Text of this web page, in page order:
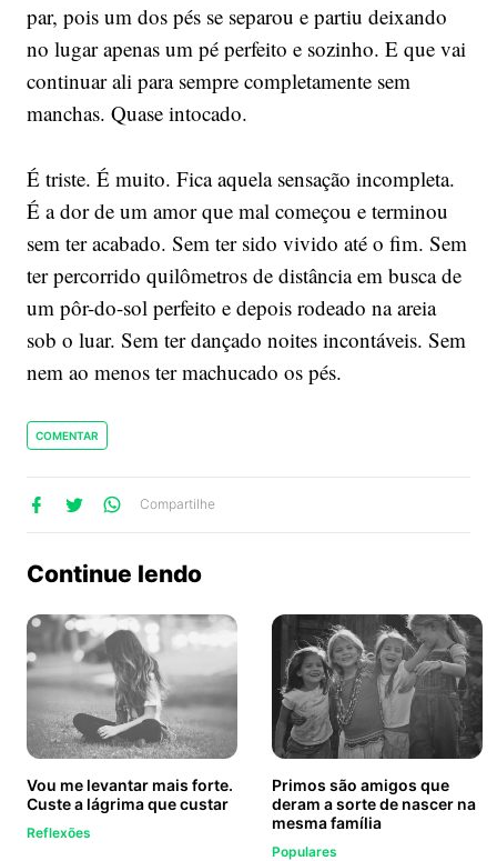
par, pois um dos pés se separou e partiu deixando
no lugar apenas um pé perfeito e sozinho. E que vai
continuar ali para sempre completamente sem
manchas. Quase intocado.
É triste. É muito. Fica aquela sensação incompleta.
É a dor de um amor que mal começou e terminou
sem ter acabado. Sem ter sido vivido até o fim. Sem
ter percorrido quilômetros de distância em busca de
um pôr-do-sol perfeito e depois rodeado na areia
sob o luar. Sem ter dançado noites incontáveis. Sem
nem ao menos ter machucado os pés.
COMENTAR
Compartilhe
Continue lendo
Vou me levantar mais forte.
Custe a lágrima que custar
Reflexões
Primos são amigos que
deram a sorte de nascer na
mesma família
Populares